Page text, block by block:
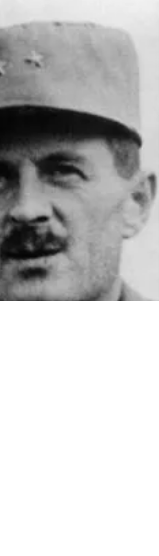
(Ce texte est la "version longue" d'un article
publié le jeudi 2 septembre 2021) Par un de
ces...